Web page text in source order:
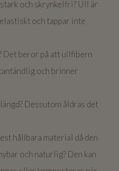
och skrynkelfri? Ull är
och tappar inte
Det beror på att ullfibern
och brinner
Dessutom åldras det
hållbara material då den
och naturlig? Den kan